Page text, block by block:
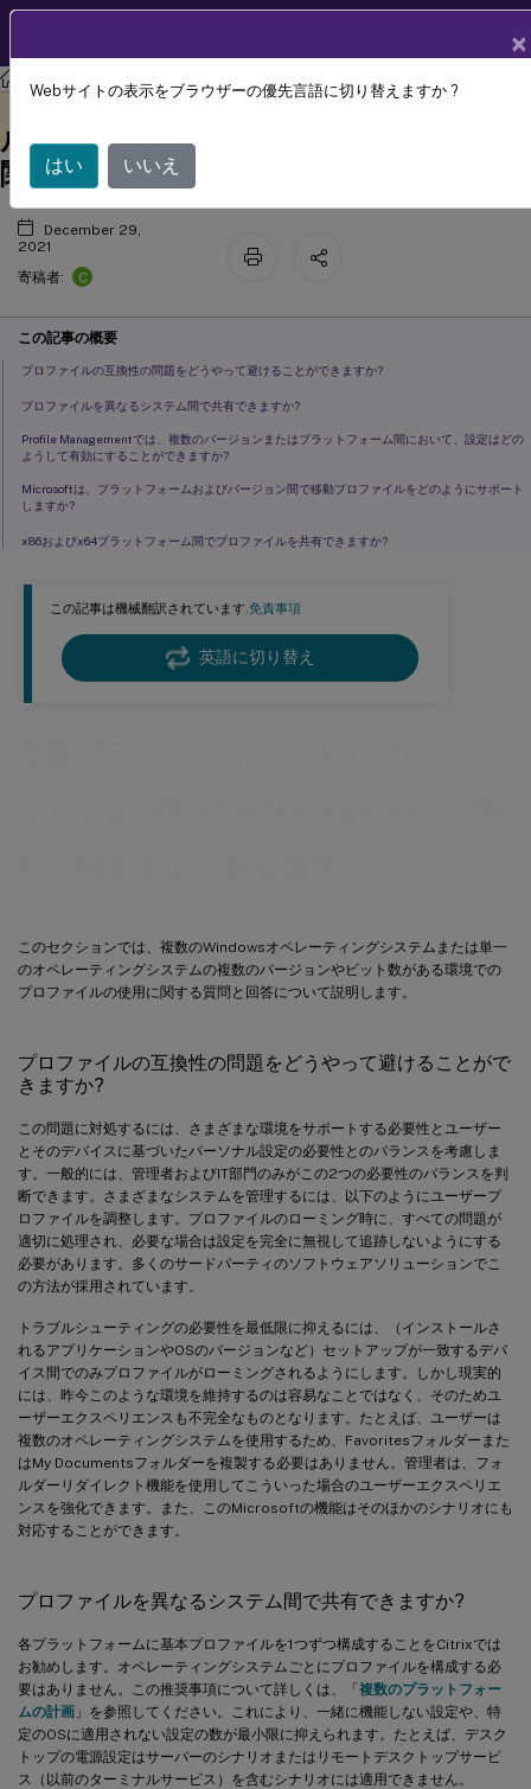
Profile Management Profile Management 2109
この記事は機械翻訳されています.免責事項
英語に切り替え
このセクションでは、複数のWindowsオペレーティングシステムまたは単一
のオペレーティングシステムの複数のバージョンやビット数がある環境での
プロファイルの使用に関する質問と回答について説明します。
プロファイルの互換性の問題をどうやって避けることがで
きますか?
この問題に対処するには、さまざまな環境をサポートする必要性とユーザー
とそのデバイスに基づいたパーソナル設定の必要性とのバランスを考慮しま
す。一般的には、管理者およびIT部門のみがこの2つの必要性のバランスを判
断できます。さまざまなシステムを管理するには、以下のようにユーザープ
ロファイルを調整します。プロファイルのローミング時に、すべての問題が
適切に処理され、必要な場合は設定を完全に無視して追跡しないようにする
必要があります。多くのサードパーティのソフトウェアソリューションでこ
の方法が採用されています。
トラブルシューティングの必要性を最低限に抑えるには、（インストールさ
れるアプリケーションやOSのバージョンなど）セットアップが一致するデバ
イス間でのみプロファイルがローミングされるようにします。しかし現実的
には、昨今このような環境を維持するのは容易なことではなく、そのためユ
ーザーエクスペリエンスも不完全なものとなります。たとえば、ユーザーは
複数のオペレーティングシステムを使用するため、Favoritesフォルダーまた
はMy Documentsフォルダーを複製する必要はありません。管理者は、フォ
ルダーリダイレクト機能を使用してこういった場合のユーザーエクスペリエ
ンスを強化できます。また、このMicrosoftの機能はそのほかのシナリオにも
対応することができます。
プロファイルを異なるシステム間で共有できますか?
各プラットフォームに基本プロファイルを1つずつ構成することをCitrixでは
お勧めします。オペレーティングシステムごとにプロファイルを構成する必
要はありません。この推奨事項について詳しくは、「複数のプラットフォー
ムの計画 」を参照してください。これにより、一緒に機能しない設定や、特
定のOSに適用されない設定の数が最小限に抑えられます。たとえば、デスク
トップの電源設定はサーバーのシナリオまたはリモートデスクトップサービ
ス（以前のターミナルサービス）を含むシナリオには適用できません。
複数プラットフォーム上のプロファイ
ルおよびProfile Managementの移行に
関するよくある質問
December 29,
2021
寄稿者:
C
この記事の概要
プロファイルの互換性の問題をどうやって避けることができますか?
プロファイルを異なるシステム間で共有できますか?
Profile Managementでは、複数のバージョンまたはプラットフォーム間において、設定はどの
ようして有効にすることができますか?
Microsoftは、プラットフォームおよびバージョン間で移動プロファイルをどのようにサポート
しますか?
x86およびx64プラットフォーム間でプロファイルを共有できますか?
コンピューターベースのプロファイル割り当てが望ましい理由は?
×
Webサイトの表示をブラウザーの優先言語に切り替えますか ?
はい いいえ